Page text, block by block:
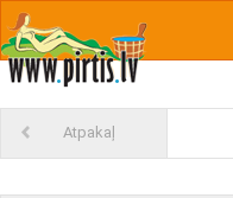
Atpakaļ